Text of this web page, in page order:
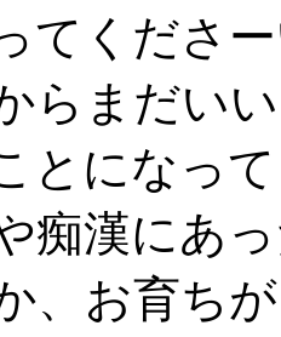
てくださ
らまだい
とになっ
痴漢にあ
、お育ち